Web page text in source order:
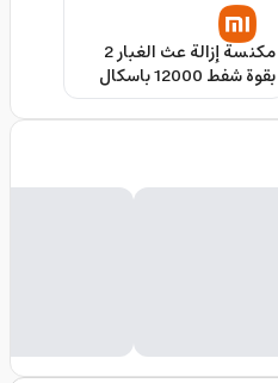
مكنسة إزالة عث الغبار 2
بقوة شفط 12000 باسكال
من شاومي Xiaomi Dust
Mite Vacuum 2 12000Pa